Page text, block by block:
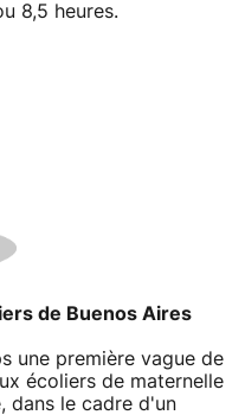
8,5 heures.
de Buenos Aires
une première vague de
écoliers de maternelle
dans le cadre d'un